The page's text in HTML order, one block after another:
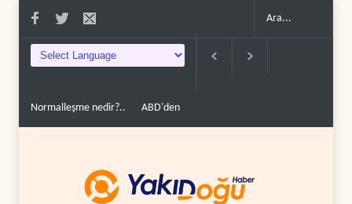
Normalleşme nedir?.. ABD'den Rus petrolünü alan ülkelere yüzde